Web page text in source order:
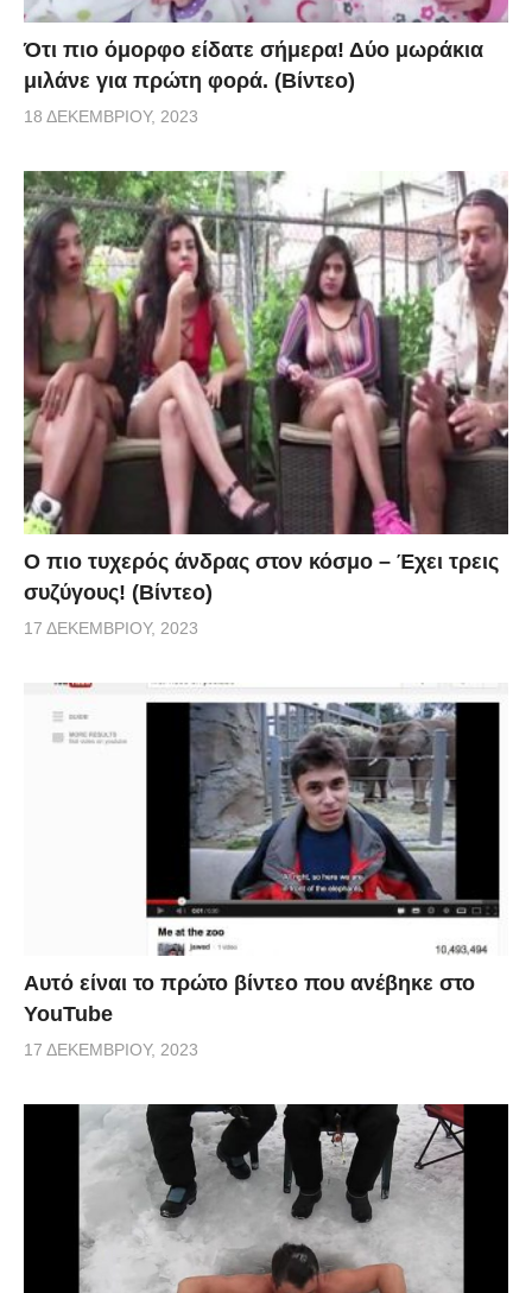
Ότι πιο όμορφο είδατε σήμερα! Δύο μωράκια
μιλάνε για πρώτη φορά. (Βίντεο)
18 ΔΕΚΕΜΒΡΊΟΥ, 2023
Ο πιο τυχερός άνδρας στον κόσμο – Έχει τρεις
συζύγους! (Βίντεο)
17 ΔΕΚΕΜΒΡΊΟΥ, 2023
Αυτό είναι το πρώτο βίντεο που ανέβηκε στο
YouTube
17 ΔΕΚΕΜΒΡΊΟΥ, 2023